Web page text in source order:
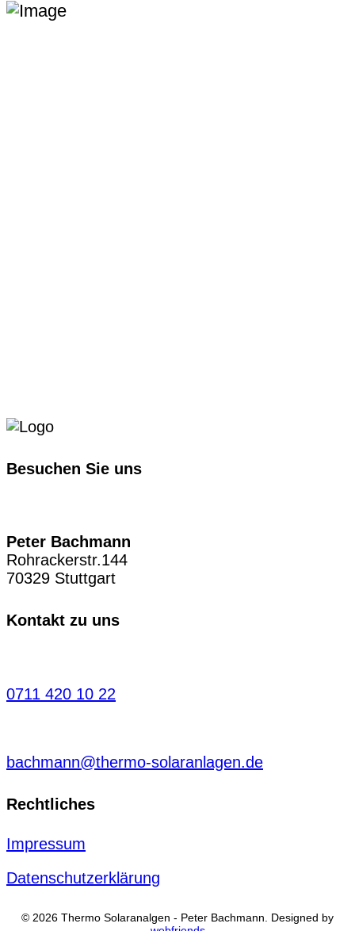
Besuchen Sie uns
Peter Bachmann
Rohrackerstr.144
70329 Stuttgart
Kontakt zu uns
0711 420 10 22
bachmann@thermo-solaranlagen.de
Rechtliches
Impressum
Datenschutzerklärung
© 2026 Thermo Solaranalgen - Peter Bachmann. Designed by